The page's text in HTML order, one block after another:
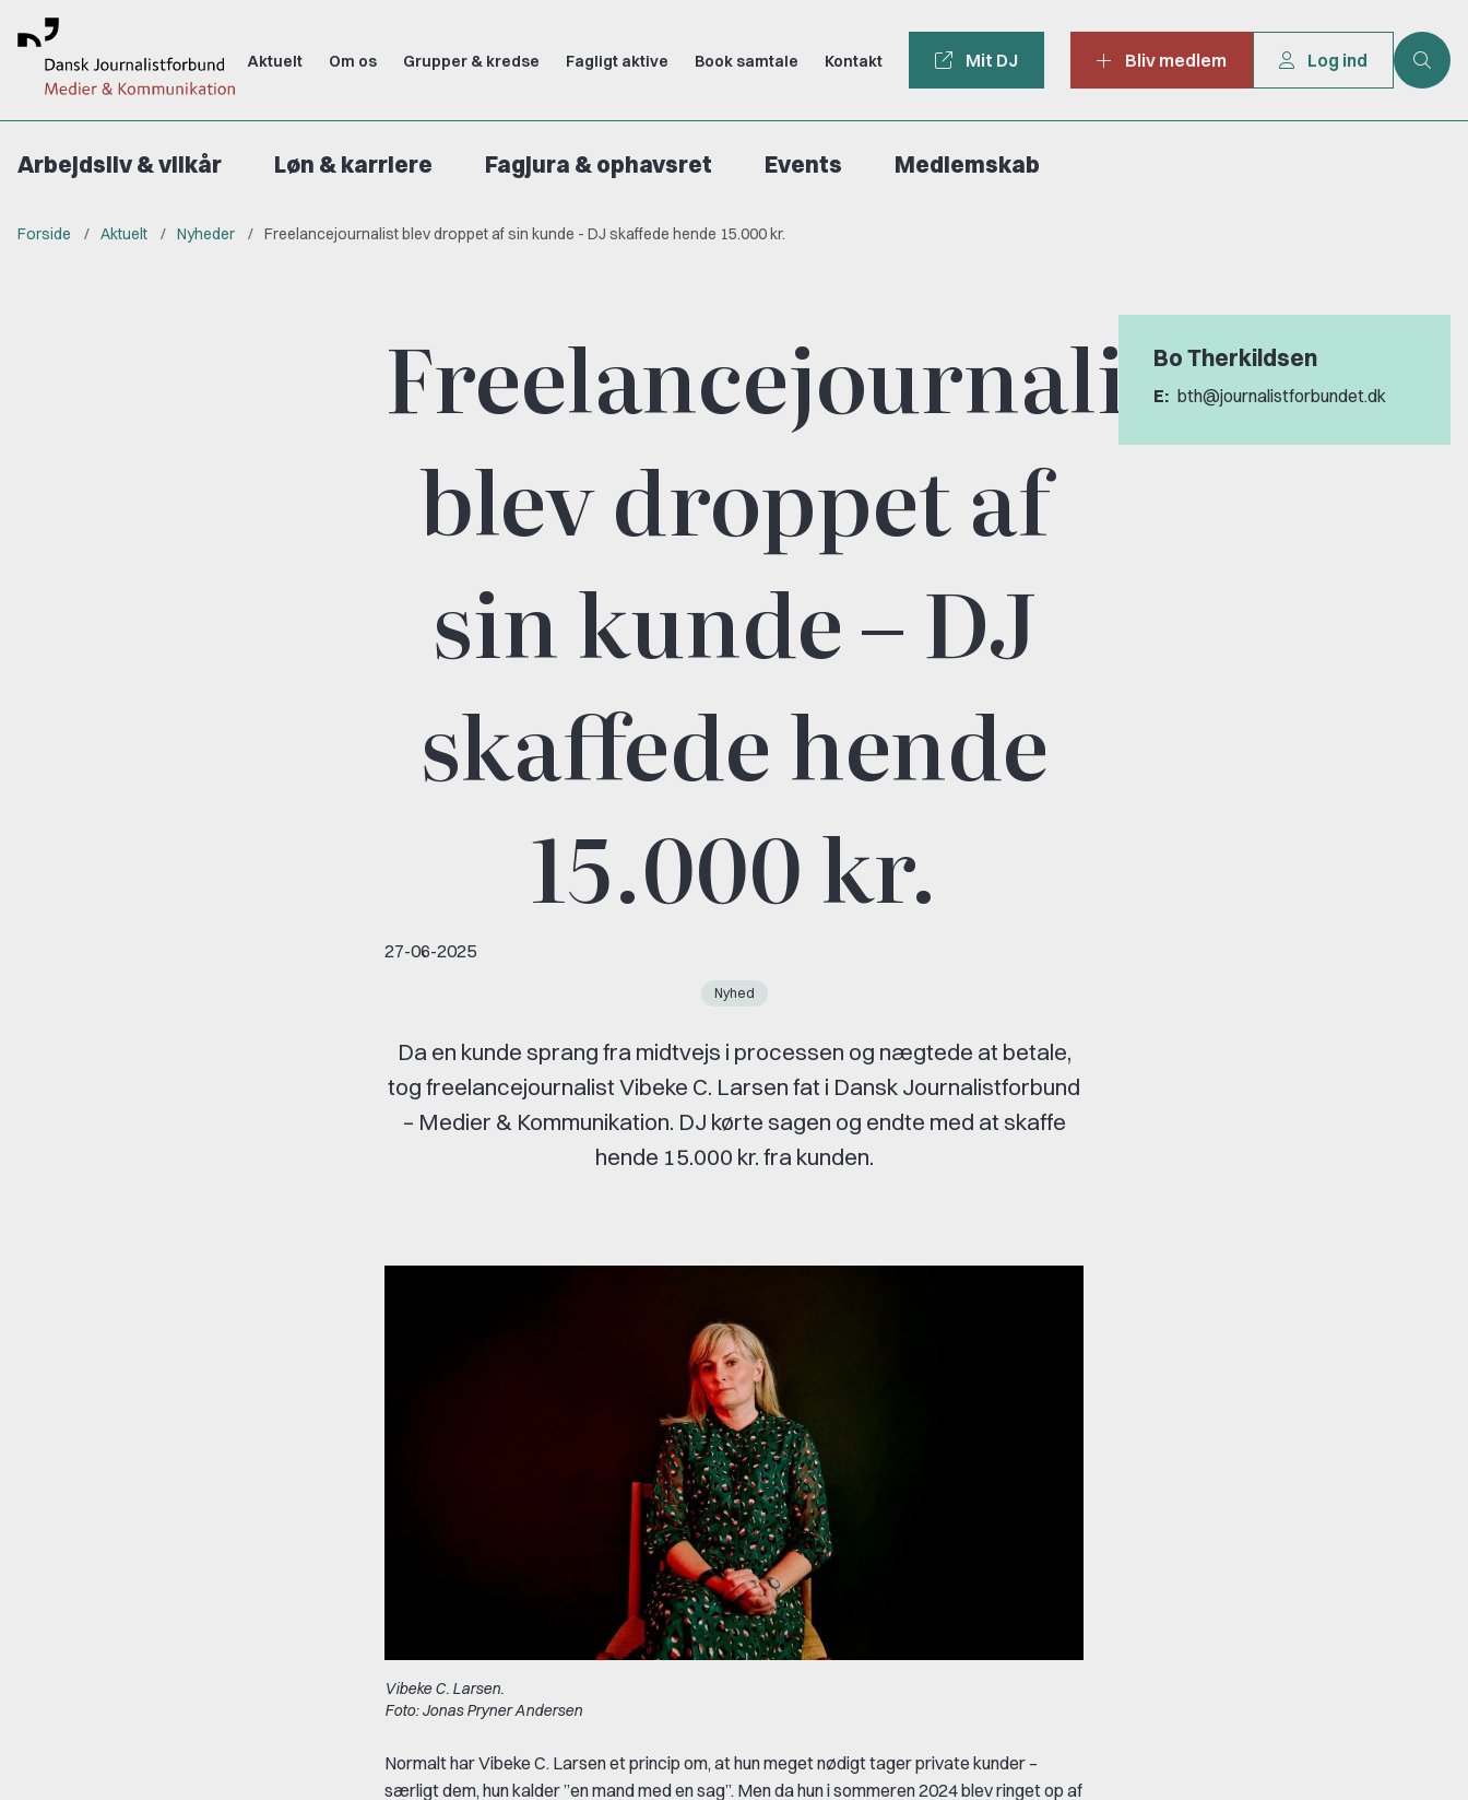
Aktuelt Om os Grupper & kredse Fagligt aktive Book samtale Kontakt Mit DJ Bliv medlem Log ind
Arbejdsliv & vilkår Løn & karriere Fagjura & ophavsret Events Medlemskab
Forside Aktuelt Nyheder Freelancejournalist blev droppet af sin kunde - DJ skaffede hende 15.000 kr.
Freelancejournalist
blev droppet af
sin kunde – DJ
skaffede hende
15.000 kr.
27-06-2025
Nyhed
Da en kunde sprang fra midtvejs i processen og nægtede at betale,
tog freelancejournalist Vibeke C. Larsen fat i Dansk Journalistforbund
– Medier & Kommunikation. DJ kørte sagen og endte med at skaffe
hende 15.000 kr. fra kunden.
Vibeke C. Larsen.
Foto: Jonas Pryner Andersen
Normalt har Vibeke C. Larsen et princip om, at hun meget nødigt tager private kunder –
særligt dem, hun kalder ”en mand med en sag”. Men da hun i sommeren 2024 blev ringet op af
Bo Therkildsen
E: bth@journalistforbundet.dk